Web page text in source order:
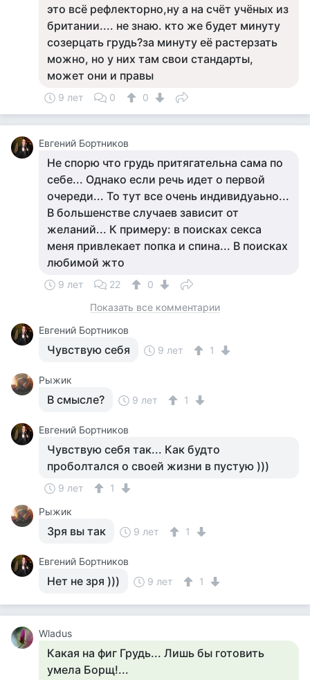
это всё рефлекторно,ну а на счёт учёных из
британии.... не знаю. кто же будет минуту
созерцать грудь?за минуту её растерзать
можно, но у них там свои стандарты,
может они и правы
9 лет 0 0
Евгений Бортников
Не спорю что грудь притягательна сама по
себе... Однако если речь идет о первой
очереди... То тут все очень индивидуаьно...
В большенстве случаев зависит от
желаний... К примеру: в поисках секса
меня привлекает попка и спина... В поисках
любимой жто
9 лет 22
0
Показать все комментарии
Евгений Бортников
Чувствую себя 9 лет 1
Рыжик
В смысле? 9 лет 1
Евгений Бортников
Чувствую себя так... Как будто
проболтался о своей жизни в пустую )))
9 лет
1
Рыжик
Зря вы так 9 лет 1
Евгений Бортников
Нет не зря ))) 9 лет 1
Wladus
Какая на фиг Грудь... Лишь бы готовить
умела Борщ!...